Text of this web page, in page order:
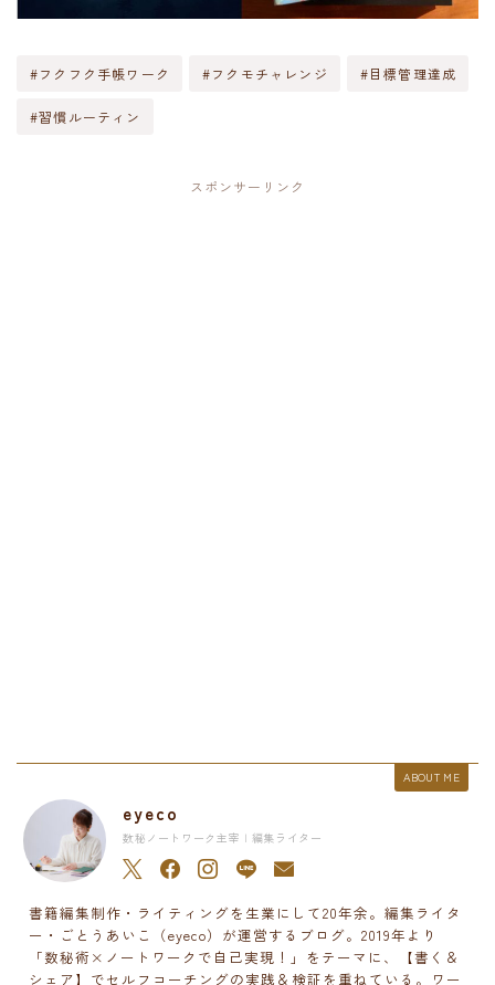
#フクフク手帳ワーク #フクモチャレンジ #目標管理達成
#習慣ルーティン
スポンサーリンク
ABOUT ME
eyeco
数秘ノートワーク主宰 | 編集ライター
書籍編集制作・ライティングを生業にして20年余。編集ライタ
ー・ごとうあいこ（eyeco）が運営するブログ。2019年より
「数秘術×ノートワークで自己実現！」をテーマに、【書く＆
シェア】でセルフコーチングの実践＆検証を重ねている。ワー